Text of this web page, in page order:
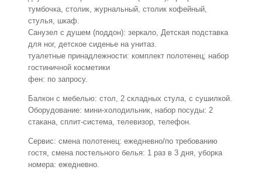
тумбочка, столик, журнальный, столик кофейный,
стулья, шкаф.
Санузел с душем (поддон): зеркало, Детская подставка
для ног, детское сиденье на унитаз.
туалетные принадлежности: комплект полотенец; набор
гостиничной косметики
фен: по запросу.
Балкон с мебелью: стол, 2 складных стула, с сушилкой.
Оборудование: мини-холодильник, набор посуды: 2
стакана, сплит-система, телевизор, телефон.
Сервис: смена полотенец: ежедневно/по требованию
гостя, смена постельного белья: 1 раз в 3 дня, уборка
номера: ежедневно.